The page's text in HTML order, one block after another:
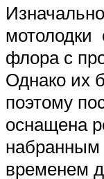
мотолодки
флора с
Однако их
поэтому
оснащена
набранным
временем